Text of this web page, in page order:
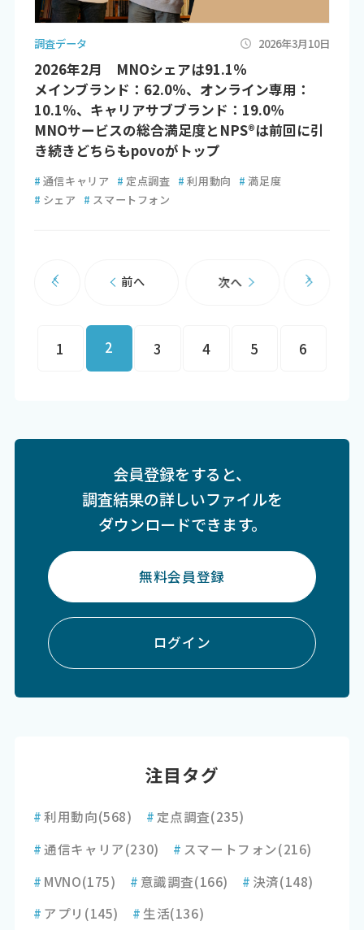
調査データ 2026年3月10日
2026年2月 MNOシェアは91.1％
メインブランド：62.0％、オンライン専用：
10.1％、キャリアサブブランド：19.0％
MNOサービスの総合満足度とNPS®は前回に引
き続きどちらもpovoがトップ
# 通信キャリア # 定点調査 # 利用動向 # 満足度
# シェア # スマートフォン
前へ
1 2 3 4 5 6
次へ
会員登録をすると、
調査結果の詳しいファイルを
ダウンロードできます。
無料会員登録
ログイン
注目タグ
#利用動向(568) # 定点調査(235)
#通信キャリア(230) # スマートフォン(216)
# MVNO(175) # 意識調査(166) # 決済(148)
# アプリ (145) # 生活(136)